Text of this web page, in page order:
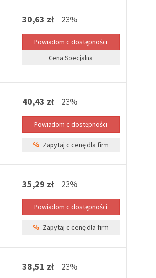
30,63 zł 23%
Cena Specjalna
40,43 zł 23%
% Zapytaj o cenę dla firm
35,29 zł 23%
% Zapytaj o cenę dla firm
38,51 zł 23%